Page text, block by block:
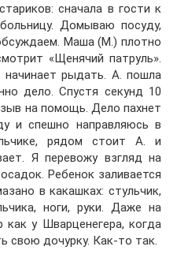
сначала в гости к
Домываю посуду,
Маша (М.) плотно
«Щенячий патруль».
начинает рыдать. А. пошла
дело. Спустя секунд 10
на помощь. Дело пахнет
и спешно направляюсь в
рядом стоит А. и
Я перевожу взгляд на
Ребенок заливается
в какашках: стульчик,
ноги, руки. Даже на
у Шварценегера, когда
свою дочурку. Как-то так.